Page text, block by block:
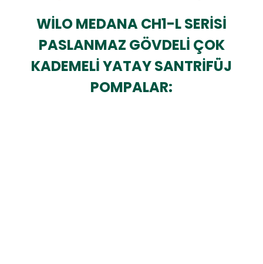
WİLO MEDANA CH1-L SERİSİ
PASLANMAZ GÖVDELİ ÇOK
KADEMELİ YATAY SANTRİFÜJ
POMPALAR: